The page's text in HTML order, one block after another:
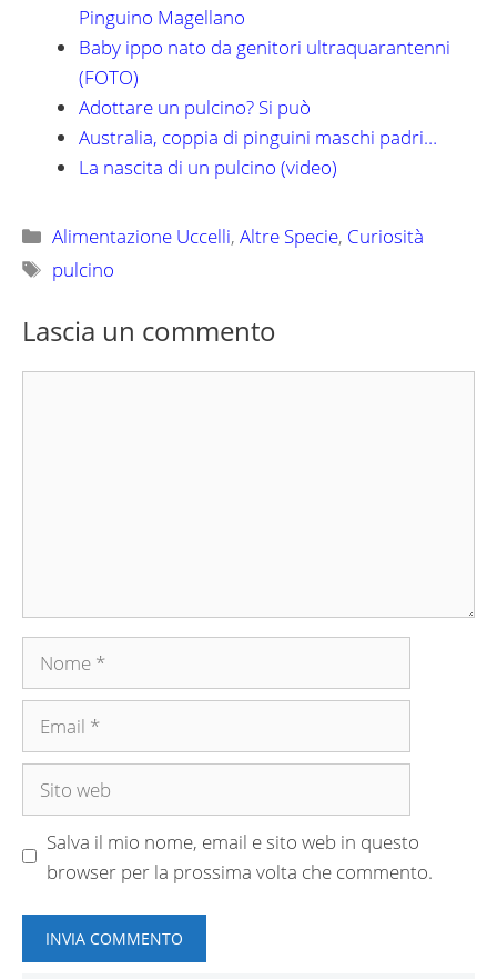
Pinguino Magellano
Baby ippo nato da genitori ultraquarantenni
(FOTO)
Adottare un pulcino? Si può
Australia, coppia di pinguini maschi padri…
La nascita di un pulcino (video)
Categorie
Alimentazione Uccelli,Altre Specie, Curiosità
Tag
pulcino
Lascia un commento
Nome
Email
Sito
Salva il mio nome, email e sito web in questo
browser per la prossima volta che commento.